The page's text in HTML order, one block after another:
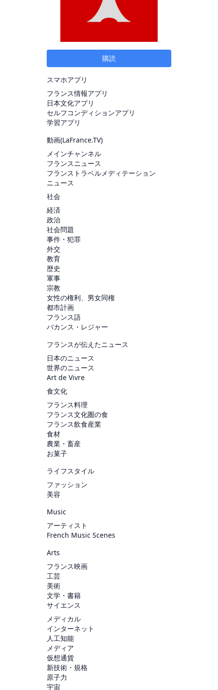
購読
スマホアプリ
フランス情報アプリ
日本文化アプリ
セルフコンディションアプリ
学習アプリ
動画(LaFrance.TV)
メインチャンネル
フランスニュース
フランストラベルメディテーション
ニュース
社会
経済
政治
社会問題
事件・犯罪
外交
教育
歴史
軍事
宗教
女性の権利、男女同権
都市計画
フランス語
バカンス・レジャー
フランスが伝えたニュース
日本のニュース
世界のニュース
Art de Vivre
食文化
フランス料理
フランス文化圏の食
フランス飲食産業
食材
農業・畜産
お菓子
ライフスタイル
ファッション
美容
Music
アーティスト
French Music Scenes
Arts
フランス映画
工芸
美術
文学・書籍
サイエンス
メディカル
インターネット
人工知能
メディア
仮想通貨
新技術・規格
原子力
宇宙